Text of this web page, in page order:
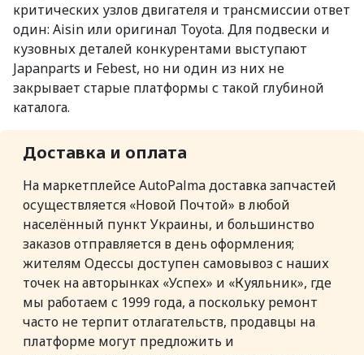
критических узлов двигателя и трансмиссии ответ
один: Aisin или оригинал Toyota. Для подвески и
кузовных деталей конкурентами выступают
Japanparts и Febest, но ни один из них не
закрывает старые платформы с такой глубиной
каталога.
Доставка и оплата
На маркетплейсе AutoPalma доставка запчастей
осуществляется «Новой Почтой» в любой
населённый пункт Украины, и большинство
заказов отправляется в день оформления;
жителям Одессы доступен самовывоз с наших
точек на авторынках «Успех» и «Куяльник», где
мы работаем с 1999 года, а поскольку ремонт
часто не терпит отлагательств, продавцы на
платформе могут предложить и